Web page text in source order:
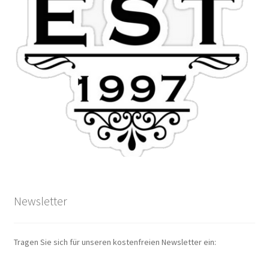
Newsletter
Tragen Sie sich für unseren kostenfreien Newsletter ein: